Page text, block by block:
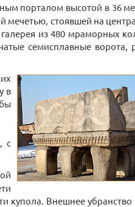
порталом высотой в 36
стоявшей на
из 480 мраморных
семисплавные ворота,
в
с
купола. Внешнее